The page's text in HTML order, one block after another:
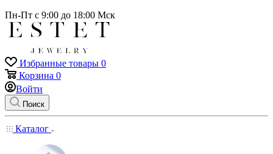
Пн-Пт с 9:00 до 18:00 Мск
Избранные товары 0
Корзина 0
Войти
Поиск
Каталог